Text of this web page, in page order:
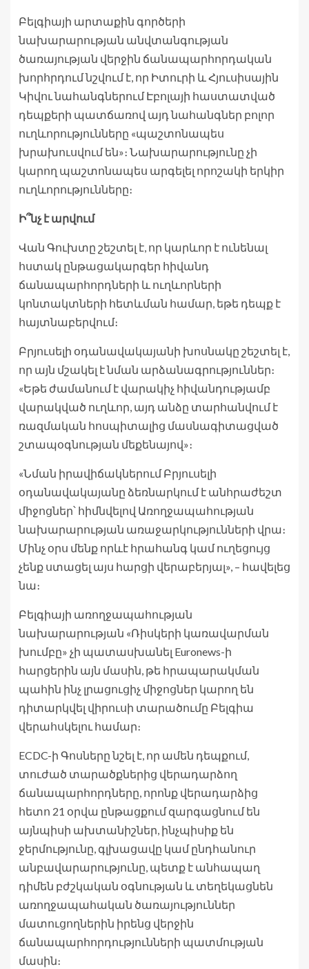
Բելգիայի արտաքին գործերի
նախարարության անվտանգության
ծառայության վերջին ճանապարհորդական
խորհրդում նշվում է, որ Իտուրի և Հյուսիսային
Կիվու նահանգներում Էբոլայի հաստատված
դեպքերի պատճառով այդ նահանգներ բոլոր
ուղևորությունները «պաշտոնապես
խրախուսվում են»։ Նախարարությունը չի
կարող պաշտոնապես արգելել որոշակի երկիր
ուղևորությունները։
Ի՞նչ է արվում
Վան Գուխտը շեշտել է, որ կարևոր է ունենալ
հստակ ընթացակարգեր հիվանդ
ճանապարհորդների և ուղևորների
կոնտակտների հետևման համար, եթե դեպք է
հայտնաբերվում։
Բրյուսելի օդանավակայանի խոսնակը շեշտել է,
որ այն մշակել է նման արձանագրություններ։
«Եթե ժամանում է վարակիչ հիվանդությամբ
վարակված ուղևոր, այդ անձը տարհանվում է
ռազմական հոսպիտալից մասնագիտացված
շտապօգնության մեքենայով»։
«Նման իրավիճակներում Բրյուսելի
օդանավակայանը ձեռնարկում է անհրաժեշտ
միջոցներ՝ հիմնվելով Առողջապահության
նախարարության առաջարկությունների վրա։
Մինչ օրս մենք որևէ հրահանգ կամ ուղեցույց
չենք ստացել այս հարցի վերաբերյալ», – հավելեց
նա։
Բելգիայի առողջապահության
նախարարության «Ռիսկերի կառավարման
խումբը» չի պատասխանել Euronews-ի
հարցերին այն մասին, թե հրապարակման
պահին ինչ լրացուցիչ միջոցներ կարող են
դիտարկվել վիրուսի տարածումը Բելգիա
վերահսկելու համար։
ECDC-ի Գոսները նշել է, որ ամեն դեպքում,
տուժած տարածքներից վերադարձող
ճանապարհորդները, որոնք վերադարձից
հետո 21 օրվա ընթացքում զարգացնում են
այնպիսի ախտանիշներ, ինչպիսիք են
ջերմությունը, գլխացավը կամ ընդհանուր
անբավարարությունը, պետք է անհապաղ
դիմեն բժշկական օգնության և տեղեկացնեն
առողջապահական ծառայություններ
մատուցողներին իրենց վերջին
ճանապարհորդությունների պատմության
մասին։